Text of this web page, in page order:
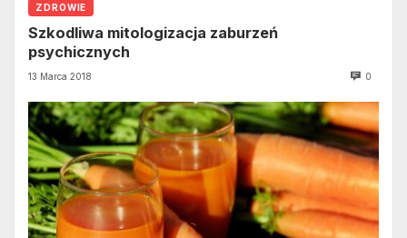
ZDROWIE
Szkodliwa mitologizacja zaburzeń
psychicznych
13 Marca 2018 0